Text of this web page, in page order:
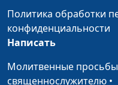
Где ты?
Мимо текла река
Гимн хвалы
Политика обработки
конфиденциальности
Написать
Молитвенные просьбы
священнослужителю •